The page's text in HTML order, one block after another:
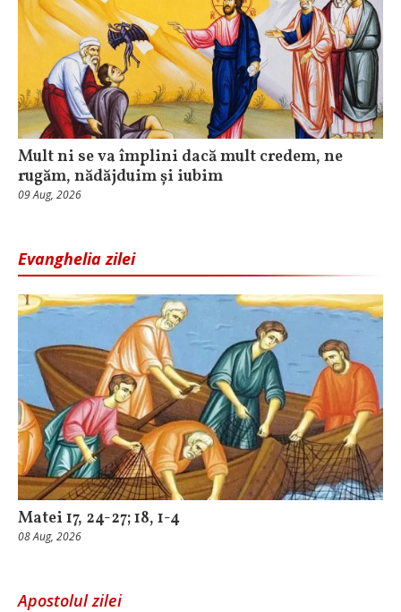
Mult ni se va împlini dacă mult credem, ne
rugăm, nădăjduim și iubim
09 Aug, 2026
Evanghelia zilei
Matei 17, 24-27; 18, 1-4
08 Aug, 2026
Apostolul zilei